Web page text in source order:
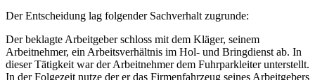
Der Entscheidung lag folgender Sachverhalt zugrunde:
Der beklagte Arbeitgeber schloss mit dem Kläger, seinem
Arbeitnehmer, ein Arbeitsverhältnis im Hol- und Bringdienst ab. In
dieser Tätigkeit war der Arbeitnehmer dem Fuhrparkleiter unterstellt.
In der Folgezeit nutze der er das Firmenfahrzeug seines Arbeitgebers